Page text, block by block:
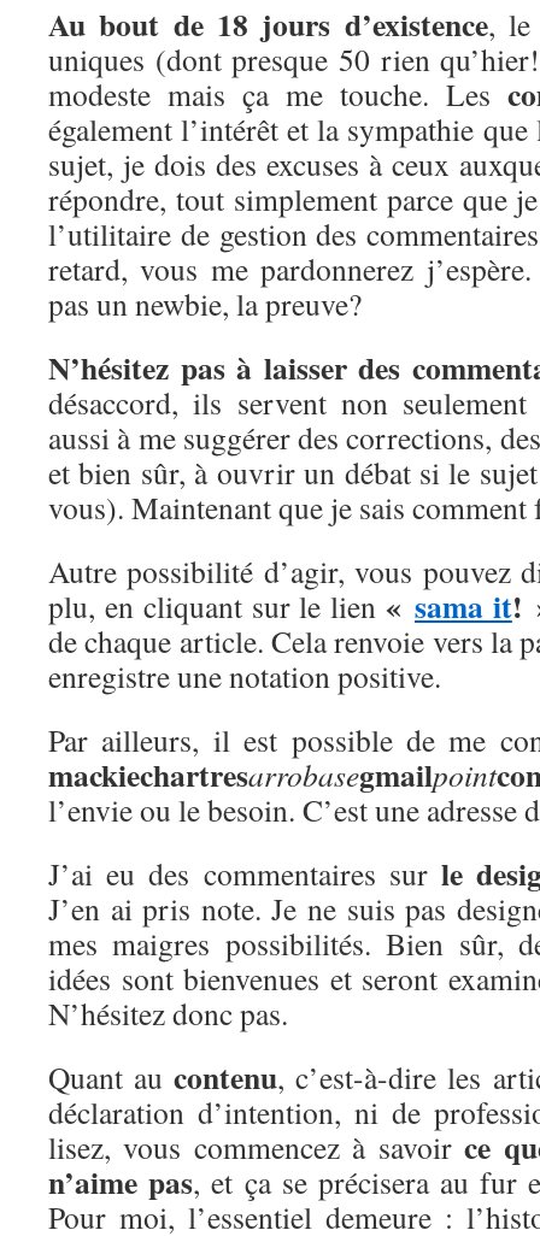
Au bout de 18 jours d’existence, le
uniques (dont presque 50 rien
modeste mais ça me touche. Les
également l’intérêt et la sympathie
sujet, je dois des excuses à ceux
répondre, tout simplement parce que
l’utilitaire de gestion des
retard, vous me pardonnerez
pas un newbie, la preuve?
N’hésitez pas à laisser des
désaccord, ils servent non seulement
aussi à me suggérer des corrections,
et bien sûr, à ouvrir un débat si le
vous). Maintenant que je sais
Autre possibilité d’agir, vous pouvez
plu, en cliquant sur le lien «sama it!
de chaque article. Cela renvoie vers la
enregistre une notation positive.
Par ailleurs, il est possible de me
mackiechartresarrobasegmailpoint
l’envie ou le besoin. C’est une adresse
J’ai eu des commentaires surle
J’en ai pris note. Je ne suis pas
mes maigres possibilités. Bien sûr,
idées sont bienvenues et seront
N’hésitez donc pas.
Quant aucontenu, c’est-à-dire les
déclaration d’intention, ni de
lisez, vous commencez à savoirce
n’aime pas, et ça se précisera au fur
Pour moi, l’essentiel demeure :